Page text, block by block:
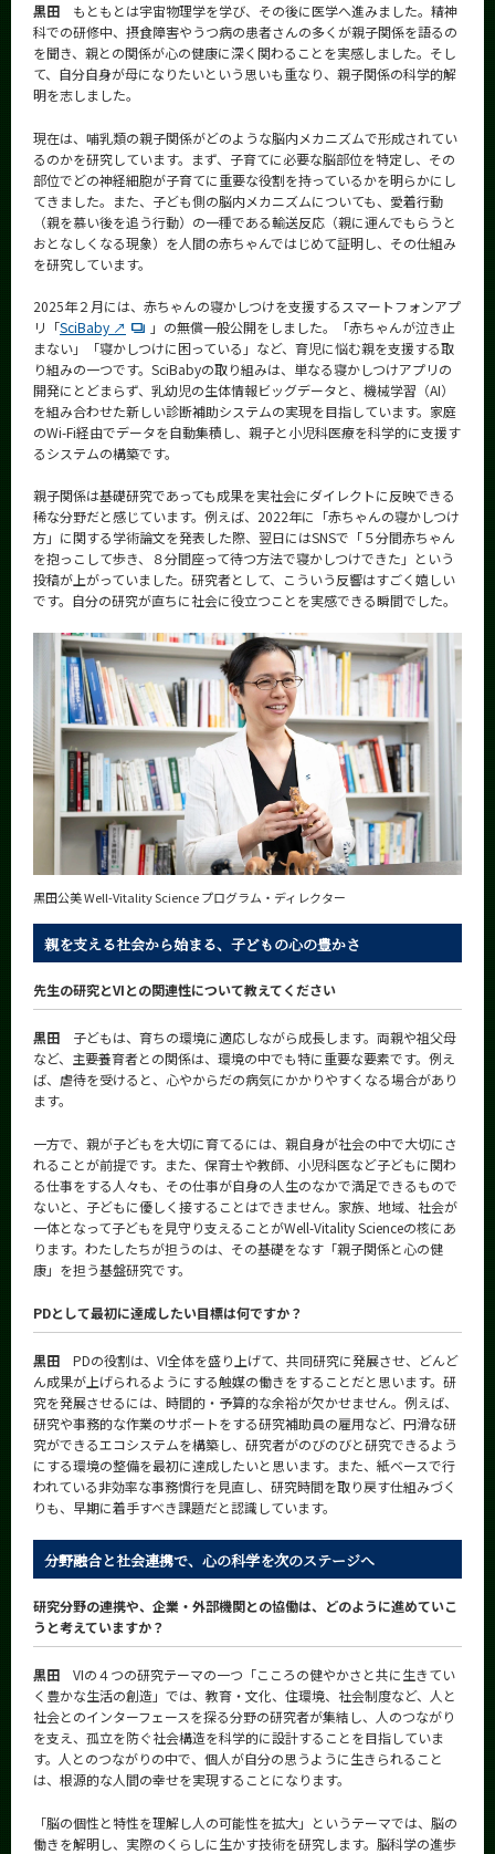
黒田 もともとは宇宙物理学を学び、その後に医学へ進みました。精神
科での研修中、摂食障害やうつ病の患者さんの多くが親子関係を語るの
を聞き、親との関係が心の健康に深く関わることを実感しました。そし
て、自分自身が母になりたいという思いも重なり、親子関係の科学的解
明を志しました。
現在は、哺乳類の親子関係がどのような脳内メカニズムで形成されてい
るのかを研究しています。まず、子育てに必要な脳部位を特定し、その
部位でどの神経細胞が子育てに重要な役割を持っているかを明らかにし
てきました。また、子ども側の脳内メカニズムについても、愛着行動
（親を慕い後を追う行動）の一種である輸送反応（親に運んでもらうと
おとなしくなる現象）を人間の赤ちゃんではじめて証明し、その仕組み
を研究しています。
2025年２月には、赤ちゃんの寝かしつけを支援するスマートフォンアプ
リ「SciBaby ↗
」の無償一般公開をしました。「赤ちゃんが泣き止
まない」「寝かしつけに困っている」など、育児に悩む親を支援する取
り組みの一つです。SciBabyの取り組みは、単なる寝かしつけアプリの
開発にとどまらず、乳幼児の生体情報ビッグデータと、機械学習（AI）
を組み合わせた新しい診断補助システムの実現を目指しています。家庭
のWi-Fi経由でデータを自動集積し、親子と小児科医療を科学的に支援す
るシステムの構築です。
親子関係は基礎研究であっても成果を実社会にダイレクトに反映できる
稀な分野だと感じています。例えば、2022年に「赤ちゃんの寝かしつけ
方」に関する学術論文を発表した際、翌日にはSNSで「５分間赤ちゃん
を抱っこして歩き、８分間座って待つ方法で寝かしつけできた」という
投稿が上がっていました。研究者として、こういう反響はすごく嬉しい
です。自分の研究が直ちに社会に役立つことを実感できる瞬間でした。
黒田公美 Well-Vitality Science プログラム・ディレクター
親を支える社会から始まる、子どもの心の豊かさ
先生の研究とVIとの関連性について教えてください
黒田 子どもは、育ちの環境に適応しながら成長します。両親や祖父母
など、主要養育者との関係は、環境の中でも特に重要な要素です。例え
ば、虐待を受けると、心やからだの病気にかかりやすくなる場合があり
ます。
一方で、親が子どもを大切に育てるには、親自身が社会の中で大切にさ
れることが前提です。また、保育士や教師、小児科医など子どもに関わ
る仕事をする人々も、その仕事が自身の人生のなかで満足できるもので
ないと、子どもに優しく接することはできません。家族、地域、社会が
一体となって子どもを見守り支えることがWell-Vitality Scienceの核にあ
ります。わたしたちが担うのは、その基礎をなす「親子関係と心の健
康」を担う基盤研究です。
PDとして最初に達成したい目標は何ですか？
黒田 PDの役割は、VI全体を盛り上げて、共同研究に発展させ、どんど
ん成果が上げられるようにする触媒の働きをすることだと思います。研
究を発展させるには、時間的・予算的な余裕が欠かせません。例えば、
研究や事務的な作業のサポートをする研究補助員の雇用など、円滑な研
究ができるエコシステムを構築し、研究者がのびのびと研究できるよう
にする環境の整備を最初に達成したいと思います。また、紙ベースで行
われている非効率な事務慣行を見直し、研究時間を取り戻す仕組みづく
りも、早期に着手すべき課題だと認識しています。
分野融合と社会連携で、心の科学を次のステージへ
研究分野の連携や、企業・外部機関との協働は、どのように進めていこ
うと考えていますか？
黒田 VIの４つの研究テーマの一つ「こころの健やかさと共に生きてい
く豊かな生活の創造」では、教育・文化、住環境、社会制度など、人と
社会とのインターフェースを探る分野の研究者が集結し、人のつながり
を支え、孤立を防ぐ社会構造を科学的に設計することを目指していま
す。人とのつながりの中で、個人が自分の思うように生きられること
は、根源的な人間の幸せを実現することになります。
「脳の個性と特性を理解し人の可能性を拡大」というテーマでは、脳の
働きを解明し、実際のくらしに生かす技術を研究します。脳科学の進歩